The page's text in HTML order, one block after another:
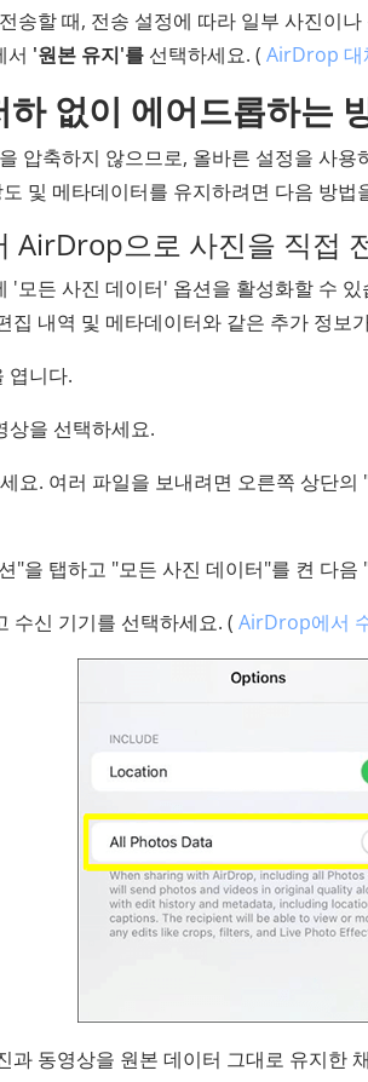
송할 때, 전송 설정에 따라 일부 사진이
서 '원본 유지'를 선택하세요. ( AirDrop 대
없이 에어드롭하는
압축하지 않으므로, 올바른 설정을 사
및 메타데이터를 유지하려면 다음 방법
AirDrop으로 사진을 직접
'모든 사진 데이터' 옵션을 활성화할 수
집 내역 및 메타데이터와 같은 추가 정보
엽니다.
상을 선택하세요.
요. 여러 파일을 보내려면 오른쪽 상단
"을 탭하고 "모든 사진 데이터"를 켠 다음
수신 기기를 선택하세요. ( AirDrop에서
동영상을 원본 데이터 그대로 유지한